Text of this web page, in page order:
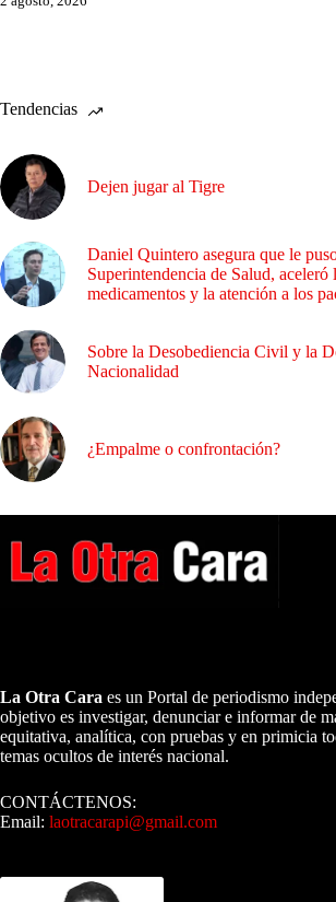
Tendencias
Dejen jugar al Tigre
Daniel Quintero asegura que le
Superintendencia de Salud, aceleró
medicamentos y la atención a los
Sobre la Desobediencia Civil y la
Nacionalidad
¿Empalme o confrontación?
La Otra Cara es un Portal de periodismo
objetivo es investigar, denunciar e informar de
equitativa, analítica, con pruebas y en primicia
temas ocultos de interés nacional.
CONTÁCTENOS:
Email: laotracarapi@gmail.com